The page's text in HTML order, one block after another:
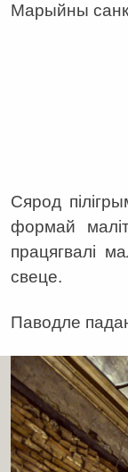
Марыйны
Сярод
формай
працягвалі
свеце.
Паводле